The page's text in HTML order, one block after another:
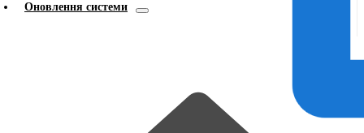
Оновлення системи